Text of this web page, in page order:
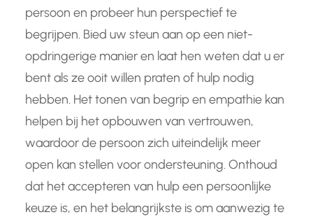
persoon en probeer hun perspectief te
begrijpen. Bied uw steun aan op een niet-
opdringerige manier en laat hen weten dat u er
bent als ze ooit willen praten of hulp nodig
hebben. Het tonen van begrip en empathie kan
helpen bij het opbouwen van vertrouwen,
waardoor de persoon zich uiteindelijk meer
open kan stellen voor ondersteuning. Onthoud
dat het accepteren van hulp een persoonlijke
keuze is, en het belangrijkste is om aanwezig te